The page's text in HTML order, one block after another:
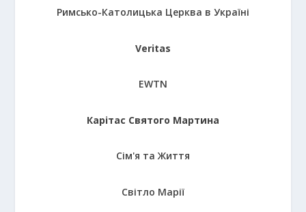
Римсько-Католицька Церква в Україні
Veritas
EWTN
Карітас Святого Мартина
Сім'я та Життя
Світло Марії